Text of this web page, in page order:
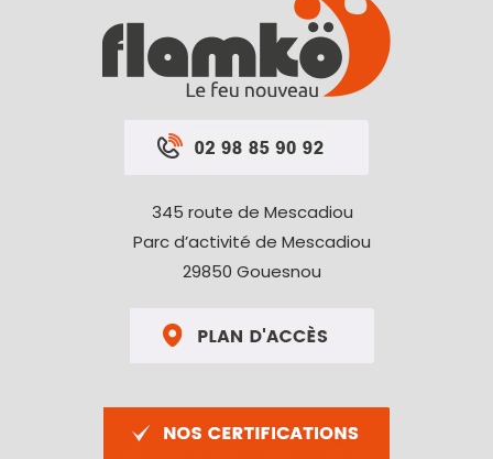
345 route de Mescadiou
Parc d’activité de Mescadiou
29850 Gouesnou